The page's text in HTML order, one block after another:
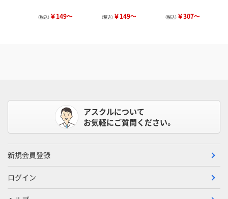
（税込） ￥149～ （税込） ￥149～ （税込） ￥307～
アスクルについて
お気軽にご質問ください。
新規会員登録
ログイン